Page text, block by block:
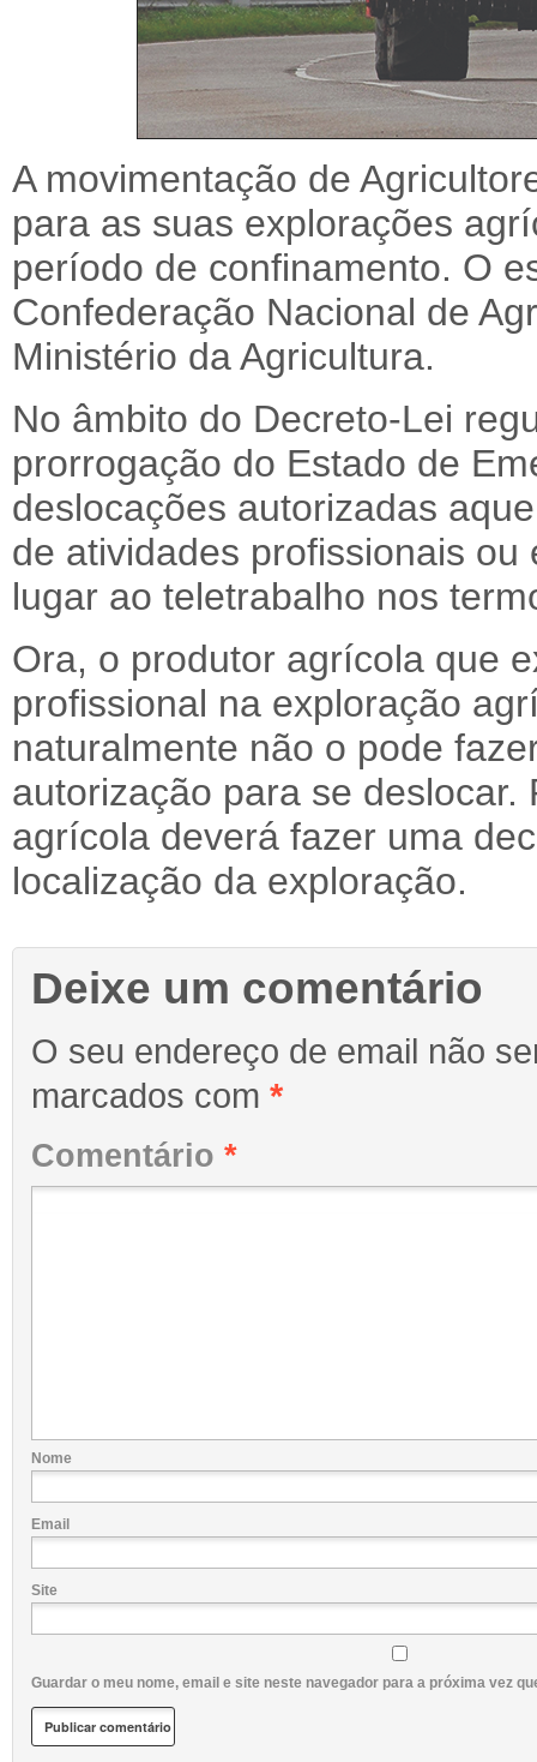
A movimentação de
para as suas explorações
período de confinamento. O
Confederação Nacional de
Ministério da Agricultura.
No âmbito do Decreto-Lei
prorrogação do Estado de
deslocações autorizadas
de atividades profissionais
lugar ao teletrabalho nos
Ora, o produtor agrícola que
profissional na exploração
naturalmente não o pode
autorização para se
agrícola deverá fazer uma
localização da exploração.
Deixe um comentário
O seu endereço de email não
marcados com *
Comentário *
Nome
Email
Site
Guardar o meu nome, email e site neste navegador para a próxima vez